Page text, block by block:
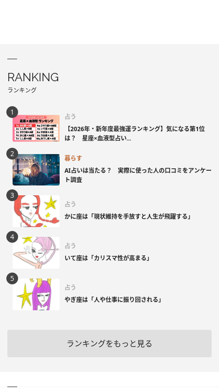
RANKING
ランキング
占う
【2026年・新年度最強運ランキング】気になる第1位
は？ 星座×血液型占い...
暮らす
AI占いは当たる？ 実際に使った人の口コミをアンケー
ト調査
占う
かに座は「現状維持を手放すと人生が飛躍する」
占う
いて座は「カリスマ性が高まる」
占う
やぎ座は「人や仕事に振り回される」
ランキングをもっと見る